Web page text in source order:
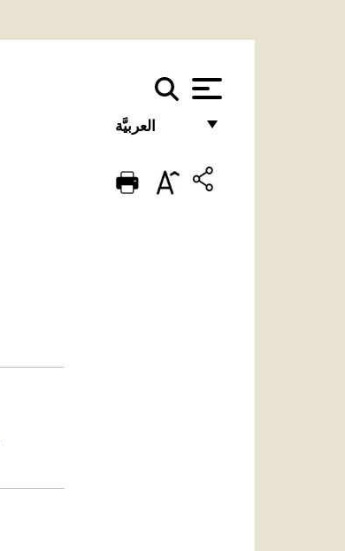
العربيَّة
ENGLISH